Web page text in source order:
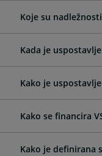
Koje su nadležnosti
Kada je
Kako je
Kako se financira
Kako je definirana